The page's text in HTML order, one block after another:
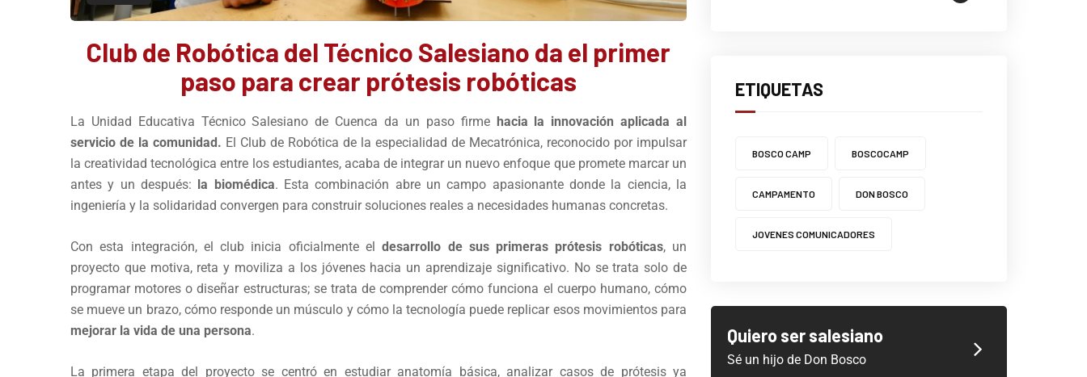
Club de Robótica del Técnico Salesiano da el primer
paso para crear prótesis robóticas
La Unidad Educativa Técnico Salesiano de Cuenca da un paso firme hacia la innovación aplicada al
servicio de la comunidad. El Club de Robótica de la especialidad de Mecatrónica, reconocido por impulsar
la creatividad tecnológica entre los estudiantes, acaba de integrar un nuevo enfoque que promete marcar un
antes y un después: la biomédica. Esta combinación abre un campo apasionante donde la ciencia, la
ingeniería y la solidaridad convergen para construir soluciones reales a necesidades humanas concretas.
Con esta integración, el club inicia oficialmente eldesarrollo de sus primeras prótesis robóticas, un
proyecto que motiva, reta y moviliza a los jóvenes hacia un aprendizaje significativo. No se trata solo de
programar motores o diseñar estructuras; se trata de comprender cómo funciona el cuerpo humano, cómo
se mueve un brazo, cómo responde un músculo y cómo la tecnología puede replicar esos movimientos para
mejorar la vida de una persona.
La primera etapa del proyecto se centró en estudiar anatomía básica, analizar casos de prótesis ya
ETIQUETAS
BOSCO CAMP BOSCOCAMP
CAMPAMENTO DON BOSCO
JOVENES COMUNICADORES
Quiero ser salesiano
Sé un hijo de Don Bosco